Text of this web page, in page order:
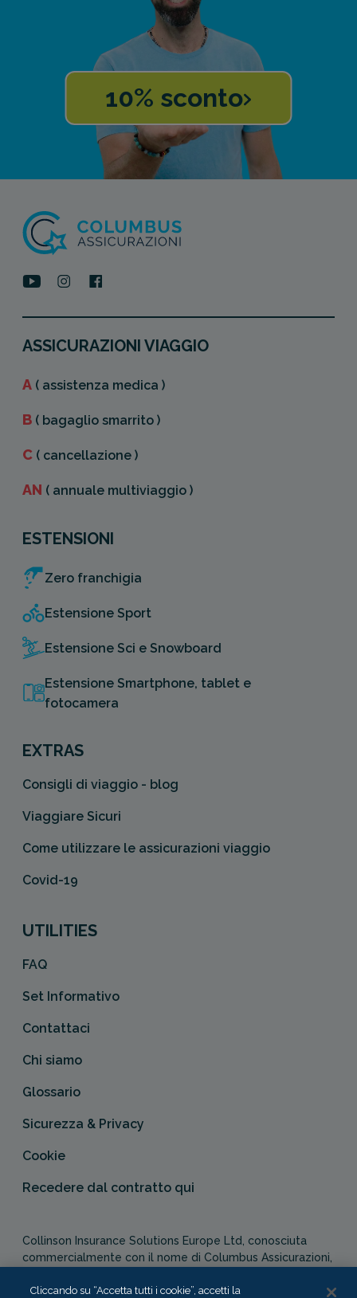
10% sconto
ASSICURAZIONI VIAGGIO
A ( assistenza medica )
B ( bagaglio smarrito )
C ( cancellazione )
AN ( annuale multiviaggio )
ESTENSIONI
Zero franchigia
Estensione Sport
Estensione Sci e Snowboard
Estensione Smartphone, tablet e
fotocamera
EXTRAS
Consigli di viaggio - blog
Viaggiare Sicuri
Come utilizzare le assicurazioni viaggio
Covid-19
UTILITIES
FAQ
Set Informativo
Contattaci
Chi siamo
Glossario
Sicurezza & Privacy
Cookie
Recedere dal contratto qui
Collinson Insurance Solutions Europe Ltd, conosciuta
commercialmente con il nome di Columbus Assicurazioni,
Authority in qualità di agente assicurativo (Distribution Act
Cliccando su “Accetta tutti i cookie”, accetti la